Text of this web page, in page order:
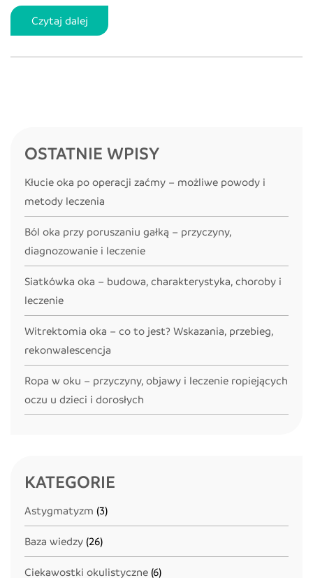
Czytaj dalejKrótkowzroczność
szkolna
u
rodzaje,
OSTATNIE WPISY
Kłucie oka po operacji zaćmy – możliwe powody i
metody leczenia
Ból oka przy poruszaniu gałką – przyczyny,
diagnozowanie i leczenie
Siatkówka oka – budowa, charakterystyka, choroby i
leczenie
Witrektomia oka – co to jest? Wskazania, przebieg,
rekonwalescencja
Ropa w oku – przyczyny, objawy i leczenie ropiejących
oczu u dzieci i dorosłych
KATEGORIE
Astygmatyzm (3)
Baza wiedzy (26)
Ciekawostki okulistyczne (6)